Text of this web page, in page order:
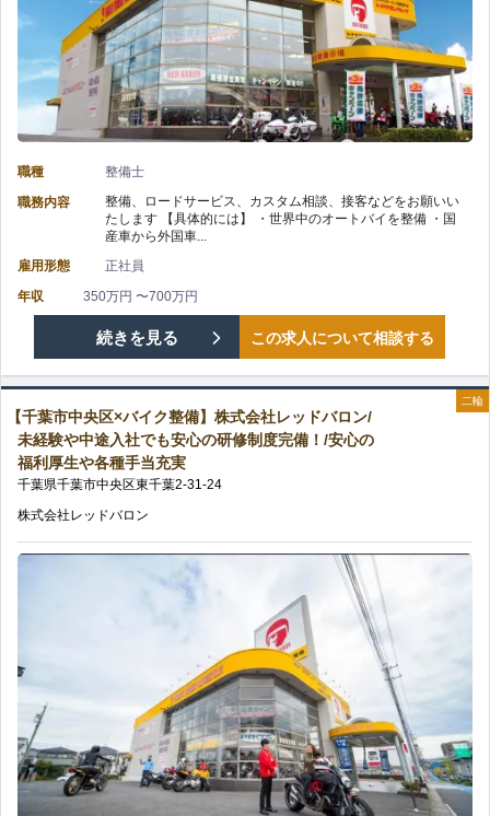
整
備】
株
式
社
レ
ッ
ド
ロ
ン/
で
ワ
職種
整備士
職務内容
整備、ロードサービス、カスタム相談、接客などをお願いい
たします 【具体的には】 ・世界中のオートバイを整備 ・国
産車から外国車...
雇用形態
正社員
年収
350万円 〜700万円
【千
葉
市
中
央
区
整
続きを見る この求人について相談する
二輪
【千葉市中央区×バイク整備】株式会社レッドバロン/
未経験や中途入社でも安心の研修制度完備！/安心の
福利厚生や各種手当充実
千葉県千葉市中央区東千葉2-31-24
株式会社レッドバロン